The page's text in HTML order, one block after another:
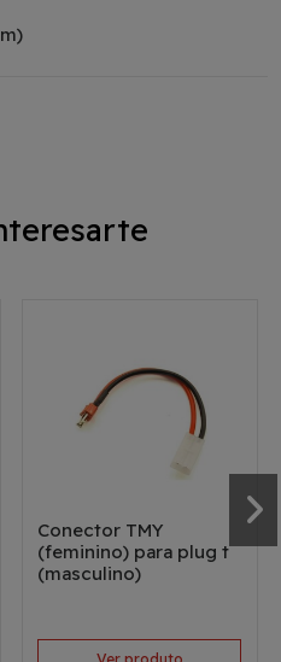
Conector TMY
(feminino) para plug t
(masculino)